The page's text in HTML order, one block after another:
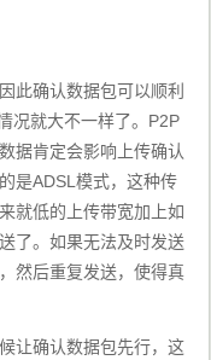
此确认数据包可以顺利
况就大不一样了。P2P
据肯定会影响上传确认
是ADSL模式，这种传
就低的上传带宽加上如
了。如果无法及时发送
然后重复发送，使得真
让确认数据包先行，这